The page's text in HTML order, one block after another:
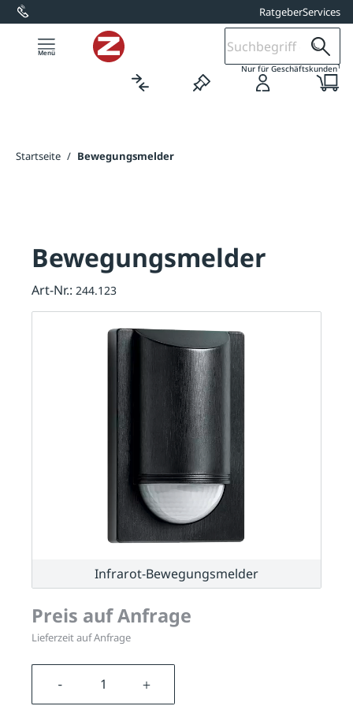
springen RatgeberServices
Nur für Geschäftskunden1
Startseite / Bewegungsmelder
Preis auf Anfrage
Lieferzeit auf Anfrage
Produkt Anzahl: Gib den
Bewegungsmelder
Art-Nr.: 244.123
Infrarot-Bewegungsmelder